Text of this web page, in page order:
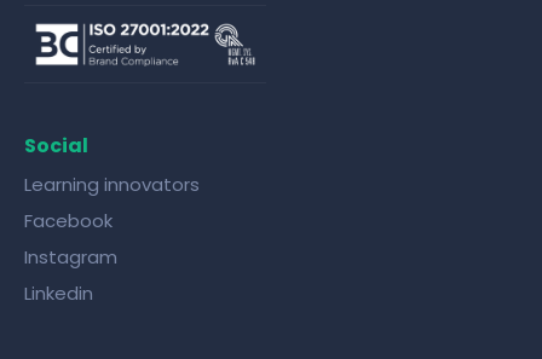
Social
Learning innovators
Facebook
Instagram
Linkedin